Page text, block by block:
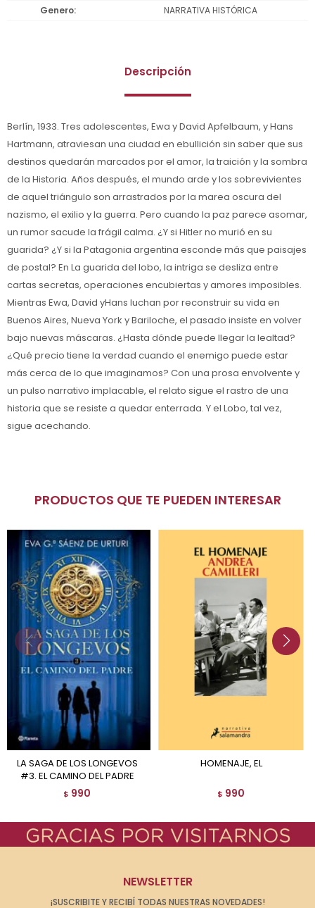
Genero
NARRATIVA HISTÓRICA
Descripción
Berlín, 1933. Tres adolescentes, Ewa y David Apfelbaum, y Hans
Hartmann, atraviesan una ciudad en ebullición sin saber que sus
destinos quedarán marcados por el amor, la traición y la sombra
de la Historia. Años después, el mundo arde y los sobrevivientes
de aquel triángulo son arrastrados por la marea oscura del
nazismo, el exilio y la guerra. Pero cuando la paz parece asomar,
un rumor sacude la frágil calma. ¿Y si Hitler no murió en su
guarida? ¿Y si la Patagonia argentina esconde más que paisajes
de postal? En La guarida del lobo, la intriga se desliza entre
cartas secretas, operaciones encubiertas y amores imposibles.
Mientras Ewa, David yHans luchan por reconstruir su vida en
Buenos Aires, Nueva York y Bariloche, el pasado insiste en volver
bajo nuevas máscaras. ¿Hasta dónde puede llegar la lealtad?
¿Qué precio tiene la verdad cuando el enemigo puede estar
más cerca de lo que imaginamos? Con una prosa envolvente y
un pulso narrativo implacable, el relato sigue el rastro de una
historia que se resiste a quedar enterrada. Y el Lobo, tal vez,
sigue acechando.
PRODUCTOS QUE TE PUEDEN INTERESAR
LA SAGA DE LOS LONGEVOS
#3. EL CAMINO DEL PADRE
$ 990
HOMENAJE, EL
$ 990
NEWSLETTER
¡SUSCRIBITE Y RECIBÍ TODAS NUESTRAS NOVEDADES!